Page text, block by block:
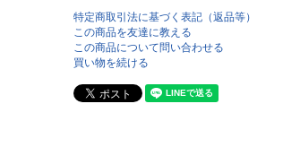
特定商取引法に基づく表記（返品等）
この商品を友達に教える
この商品について問い合わせる
買い物を続ける